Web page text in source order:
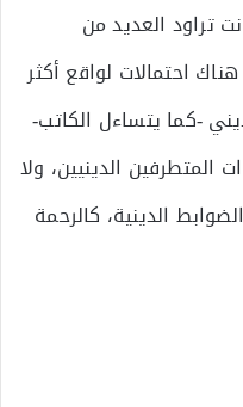
تراود العديد من
احتمالات لواقع أكثر
-كما يتساءل الكاتب-
الدينيين، ولا
الدينية، كالرحمة